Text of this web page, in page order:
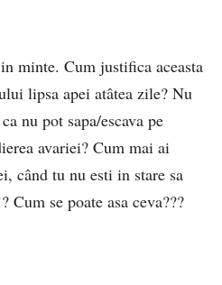
minte. Cum justifica aceasta
lipsa apei atâtea zile? Nu
nu pot sapa/escava pe
avariei? Cum mai ai
când tu nu esti in stare sa
se poate asa ceva???